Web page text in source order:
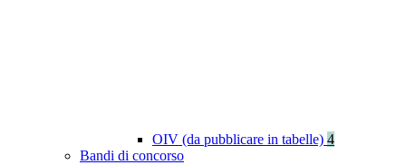
OIV (da pubblicare in tabelle) 4
Bandi di concorso